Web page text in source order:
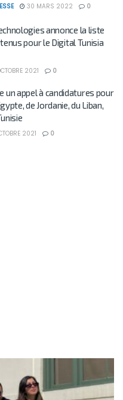
30 MARS 2022 0
annonce la liste
pour le Digital Tunisia
2021 0
un appel à candidatures pour
de Jordanie, du Liban,
2021 0